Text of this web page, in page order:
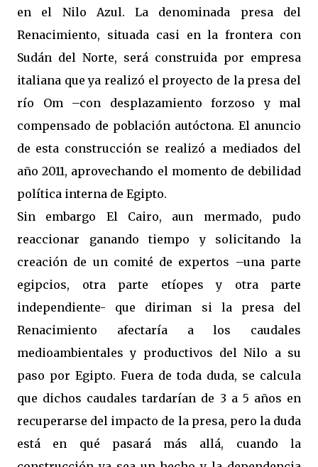
en el Nilo Azul. La denominada presa del
Renacimiento, situada casi en la frontera con
Sudán del Norte, será construida por empresa
italiana que ya realizó el proyecto de la presa del
río Om –con desplazamiento forzoso y mal
compensado de población autóctona. El anuncio
de esta construcción se realizó a mediados del
año 2011, aprovechando el momento de debilidad
política interna de Egipto.
Sin embargo El Cairo, aun mermado, pudo
reaccionar ganando tiempo y solicitando la
creación de un comité de expertos –una parte
egipcios, otra parte etíopes y otra parte
independiente- que diriman si la presa del
Renacimiento afectaría a los caudales
medioambientales y productivos del Nilo a su
paso por Egipto. Fuera de toda duda, se calcula
que dichos caudales tardarían de 3 a 5 años en
recuperarse del impacto de la presa, pero la duda
está en qué pasará más allá, cuando la